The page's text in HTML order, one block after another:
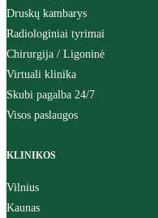
Druskų kambarys
Radiologiniai tyrimai
Chirurgija / Ligoninė
Virtuali klinika
Skubi pagalba 24/7
Visos paslaugos
KLINIKOS
Vilnius
Kaunas